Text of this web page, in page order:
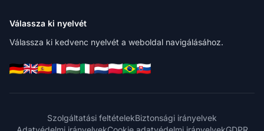
Válassza ki nyelvét
Válassza ki kedvenc nyelvét a weboldal navigálásához.
Szolgáltatási feltételekBiztonsági irányelvek